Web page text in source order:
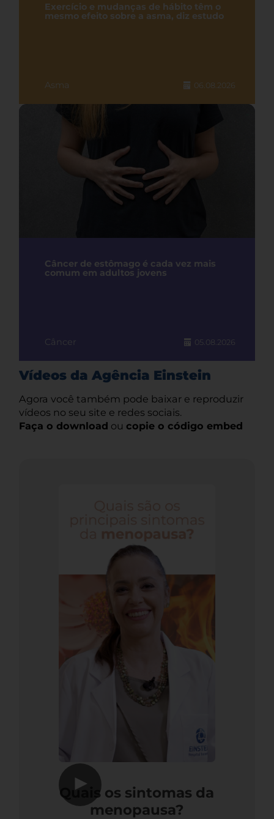
Exercício e mudanças de hábito têm o
mesmo efeito sobre a asma, diz estudo
Asma 06.08.2026
Câncer de estômago é cada vez mais
comum em adultos jovens
Câncer 05.08.2026
Vídeos da Agência Einstein
Agora você também pode baixar e reproduzir
vídeos no seu site e redes sociais.
Faça o download ou copie o código embed
▶
Quais os sintomas da
menopausa?